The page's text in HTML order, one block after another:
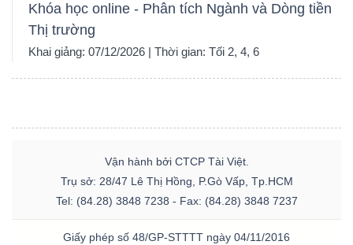
Khóa học online - Phân tích Ngành và Dòng tiền
Thị trường
Khai giảng: 07/12/2026 | Thời gian: Tối 2, 4, 6
Vận hành bởi CTCP Tài Việt.
Trụ sở: 28/47 Lê Thị Hồng, P.Gò Vấp, Tp.HCM
Tel: (84.28) 3848 7238 - Fax: (84.28) 3848 7237
Giấy phép số 48/GP-STTTT ngày 04/11/2016